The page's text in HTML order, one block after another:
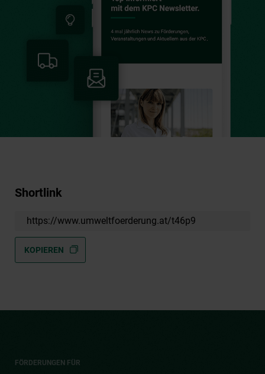
Shortlink
https://www.umweltfoerderung.at/t46p9
KOPIEREN
FÖRDERUNGEN FÜR